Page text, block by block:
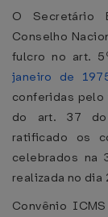
O Secretário
Conselho
fulcro no art.
janeiro de
conferidas pelo
do art. 37 do
ratificado os
celebrados na
realizada no dia
Convênio